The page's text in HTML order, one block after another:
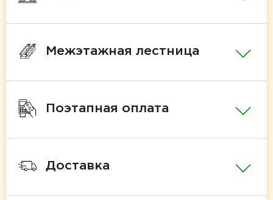
Межэтажная лестница
Поэтапная оплата
Доставка